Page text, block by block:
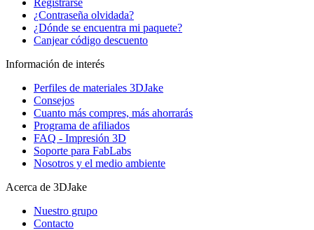
Registrarse
¿Contraseña olvidada?
¿Dónde se encuentra mi paquete?
Canjear código descuento
Información de interés
Perfiles de materiales 3DJake
Consejos
Cuanto más compres, más ahorrarás
Programa de afiliados
FAQ - Impresión 3D
Soporte para FabLabs
Nosotros y el medio ambiente
Acerca de 3DJake
Nuestro grupo
Contacto